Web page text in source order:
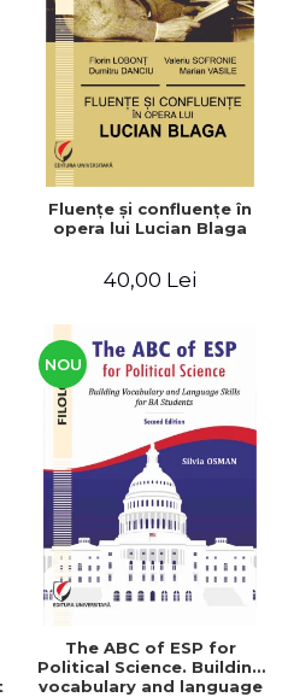
Fluenţe şi confluenţe în
opera lui Lucian Blaga
40,00 Lei
NOU
The ABC of ESP for
Political Science. Building
vocabulary and language